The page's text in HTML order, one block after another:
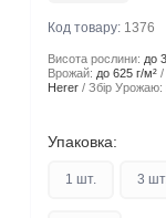
Код товару: 1376
Висота рослини: до
Врожай: до 625 г/м²
Herer
Збір Урожаю:
Упаковка:
1 шт. 3